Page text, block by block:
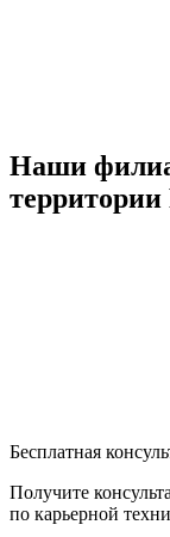
Наши
территории
Бесплатная
Получите
по карьерной